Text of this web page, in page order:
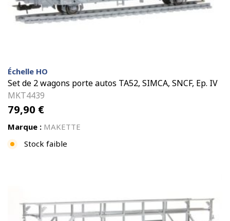
Échelle HO
Set de 2 wagons porte autos TA52, SIMCA, SNCF, Ep. IV
MKT4439
79,90 €
Marque : MAKETTE
Stock faible